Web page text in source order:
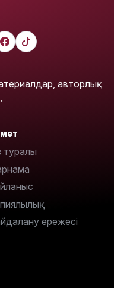
авторлық
туралы
ережесі